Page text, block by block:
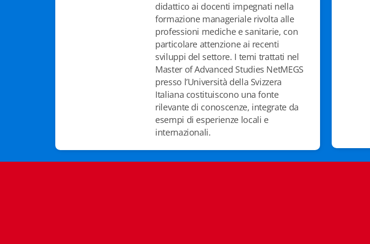
didattico ai docenti impegnati nella
formazione manageriale rivolta alle
professioni mediche e sanitarie, con
particolare attenzione ai recenti
sviluppi del settore. I temi trattati nel
Master of Advanced Studies NetMEGS
presso l’Università della Svizzera
Italiana costituiscono una fonte
rilevante di conoscenze, integrate da
esempi di esperienze locali e
internazionali.